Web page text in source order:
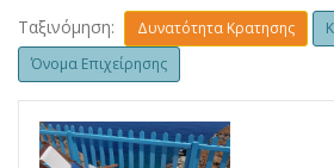
Ταξινόμηση: Δυνατότητα Κρατησης
Όνομα Επιχείρησης